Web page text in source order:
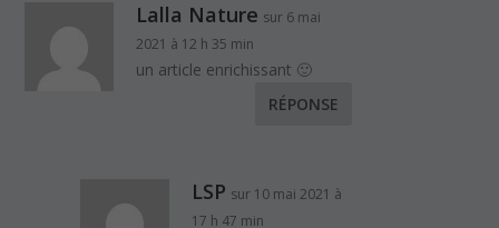
Lalla Nature sur 6 mai
2021 à 12 h 35 min
un article enrichissant 🙂
RÉPONSE
LSP sur 10 mai 2021 à
17 h 47 min